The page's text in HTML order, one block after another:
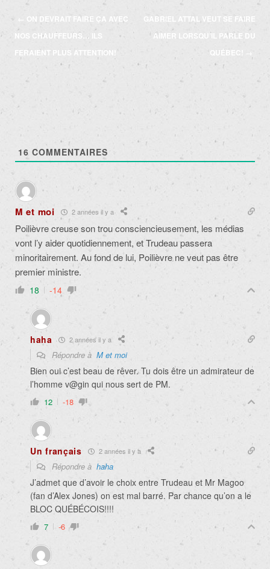
Navigation
des
articles
← ON DEVRAIT FAIRE ÇA AVEC
NOS CHAUFFEURS… ILS
FERAIENT PLUS ATTENTION!
GABRIEL ATTAL VEUT SE FAIRE
AIMER LORSQU’IL PARLE DU
QUÉBEC!
→
16 COMMENTAIRES
M et moi 2 années il y a
Poilièvre creuse son trou consciencieusement, les médias
vont l’y aider quotidiennement, et Trudeau passera
minoritairement. Au fond de lui, Poilièvre ne veut pas être
premier ministre.
18 -14
haha 2 années il y a
Répondre à M et moi
Bien oui c’est beau de rêver. Tu dois être un admirateur de
l’homme v@gin qui nous sert de PM.
12 -18
Un français 2 années il y a
Répondre à haha
J’admet que d’avoir le choix entre Trudeau et Mr Magoo
(fan d’Alex Jones) on est mal barré. Par chance qu’on a le
BLOC QUÉBÉCOIS!!!!
7 -6